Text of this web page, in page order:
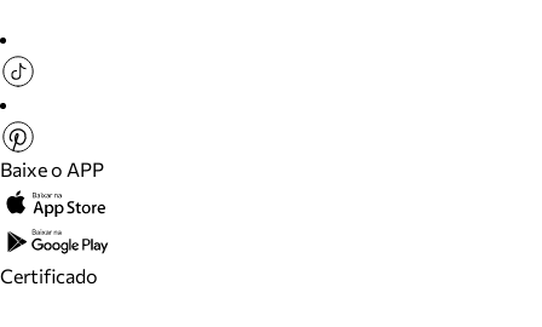
Baixe o APP
Certificado